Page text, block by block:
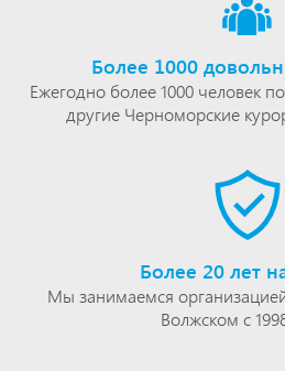
Более 1000
Ежегодно более 1000 человек
другие Черноморские
Более 20 лет
Мы занимаемся
Волжском с